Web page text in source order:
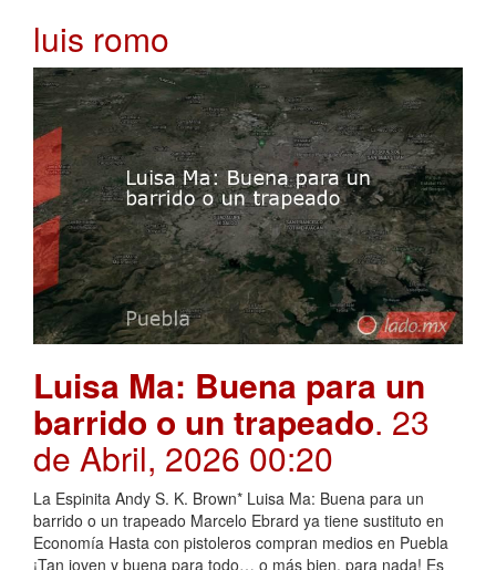
luis romo
Luisa Ma: Buena para un
barrido o un trapeado. 23
de Abril, 2026 00:20
La Espinita Andy S. K. Brown* Luisa Ma: Buena para un
barrido o un trapeado Marcelo Ebrard ya tiene sustituto en
Economía Hasta con pistoleros compran medios en Puebla
¡Tan joven y buena para todo… o más bien, para nada! Es